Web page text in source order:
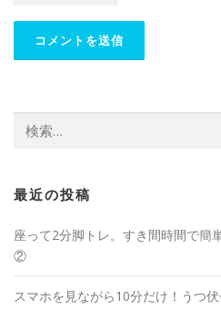
最近の投稿
座って2分脚トレ。すき間時間で簡
②
スマホを見ながら10分だけ！うつ